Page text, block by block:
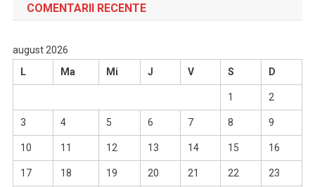
COMENTARII RECENTE
august 2026
L
Ma Mi J V S D
1 2
3 4 5 6 7 8 9
10 11 12 13 14 15 16
17 18 19 20 21 22 23